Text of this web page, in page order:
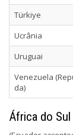
Türkiye
Ucrânia
Uruguai
Venezuela
da)
África do Sul